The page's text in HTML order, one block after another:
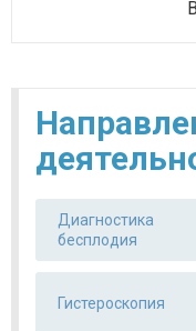
направления
Диагностика
бесплодия
Гистероскопия